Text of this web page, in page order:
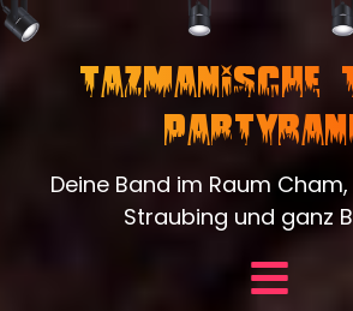
Tazmanische
Deine Band im Raum
Straubing und ganz